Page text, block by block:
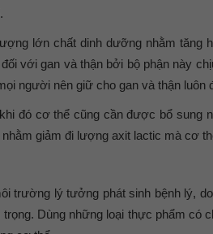
lớn chất dinh dưỡng nhằm tăng
với gan và thận bởi bộ phận này
người nên giữ cho gan và thận luôn
đó cơ thể cũng cần được bổ sung
giảm đi lượng axit lactic mà cơ
trường lý tưởng phát sinh bệnh lý,
trọng. Dùng những loại thực phẩm có